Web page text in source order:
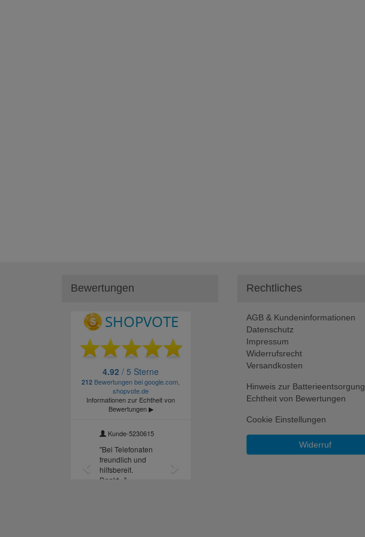
Bewertungen Rechtliches
AGB & Kundeninformationen
Datenschutz
Impressum
Widerrufsrecht
Versandkosten
Hinweis zur Batterieentsorgung
Echtheit von Bewertungen
Cookie Einstellungen
Widerruf